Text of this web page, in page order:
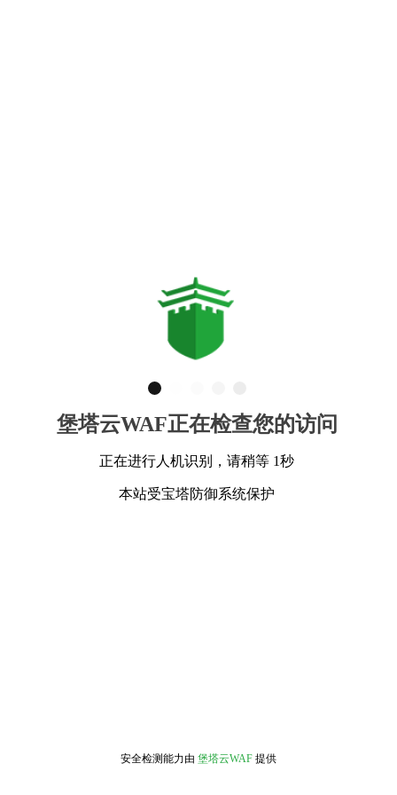
堡塔云WAF正在检查您的访问
正在进行人机识别，请稍等 1秒
本站受宝塔防御系统保护
安全检测能力由 堡塔云WAF 提供